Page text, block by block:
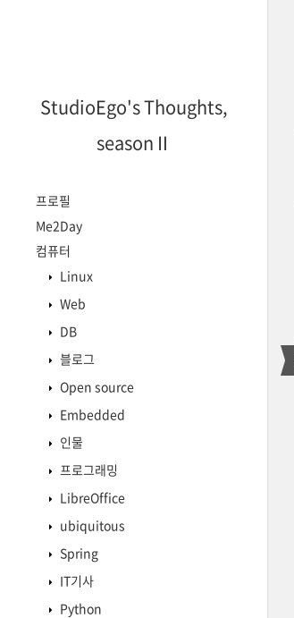
StudioEgo's Thoughts,
seasonⅡ
프로필
Me2Day
컴퓨터
Linux
Web
DB
블로그
Open source
Embedded
인물
프로그래밍
LibreOffice
ubiquitous
Spring
IT기사
Python